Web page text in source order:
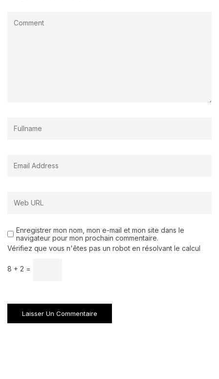
Enregistrer mon nom, mon e-mail et mon site dans le
navigateur pour mon prochain commentaire.
Vérifiez que vous n'êtes pas un robot en résolvant le calcul
8 + 2 =